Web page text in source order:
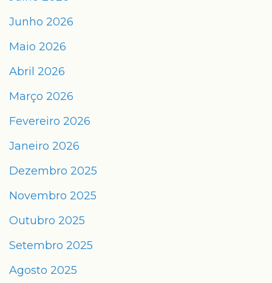
Junho 2026
Maio 2026
Abril 2026
Março 2026
Fevereiro 2026
Janeiro 2026
Dezembro 2025
Novembro 2025
Outubro 2025
Setembro 2025
Agosto 2025